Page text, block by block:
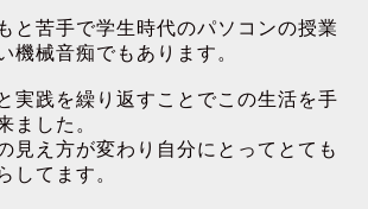
と苦手で学生時代のパソコンの授業
機械音痴でもあります。
実践を繰り返すことでこの生活を手
ました。
見え方が変わり自分にとってとても
してます。